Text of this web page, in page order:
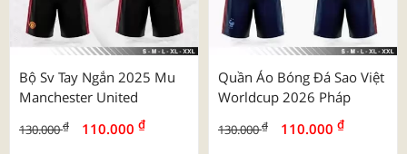
Bộ Sv Tay Ngắn 2025 Mu
Manchester United
130.000₫ 110.000 ₫
Quần Áo Bóng Đá Sao Việt
Worldcup 2026 Pháp
130.000₫ 110.000 ₫